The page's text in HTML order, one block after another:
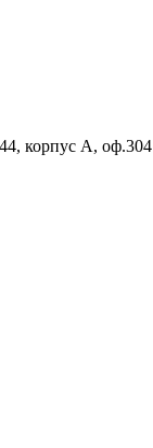
корпус А, оф.304